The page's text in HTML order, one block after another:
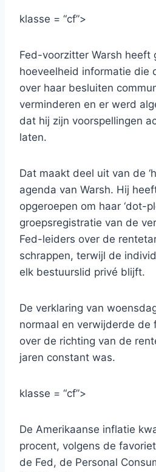
klasse = “cf”>
Fed-voorzitter Warsh heeft
hoeveelheid informatie die
over haar besluiten
verminderen en er werd
dat hij zijn voorspellingen
laten.
Dat maakt deel uit van de
agenda van Warsh. Hij
opgeroepen om haar ‘dot-
groepsregistratie van de
Fed-leiders over de
schrappen, terwijl de
elk bestuurslid privé blijft.
De verklaring van
normaal en verwijderde de
over de richting van de
jaren constant was.
klasse = “cf”>
De Amerikaanse inflatie
procent, volgens de
de Fed, de Personal